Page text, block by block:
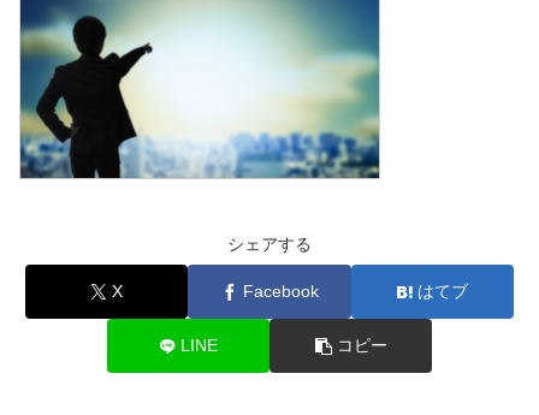
シェアする
X Facebook はてブ
LINE コピー